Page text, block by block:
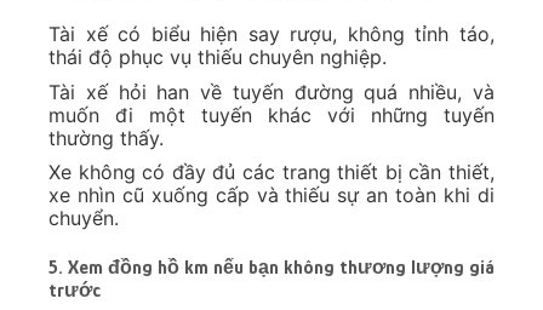
Tài xế có biểu hiện say rượu, không tỉnh táo,
thái độ phục vụ thiếu chuyên nghiệp.
Tài xế hỏi han về tuyến đường quá nhiều, và
muốn đi một tuyến khác với những tuyến
thường thấy.
Xe không có đầy đủ các trang thiết bị cần thiết,
xe nhìn cũ xuống cấp và thiếu sự an toàn khi di
chuyển.
5. Xem đồng hồ km nếu bạn không thương lượng giá
trước